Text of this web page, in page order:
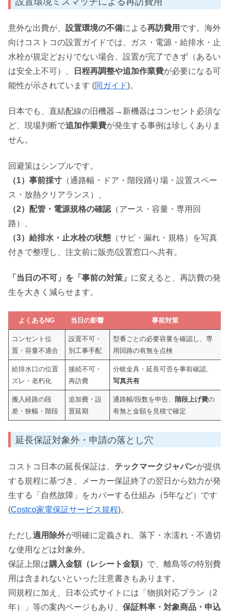
意外な出費が、 設置環境の不備による再訪費用 です。海外
向けコストコの設置ガイドでは、ガス・電源・給排水・止
水栓が規定どおりでない場合、設置が完了できず（あるい
は安全上不可）、
日程再調整や追加作業費が必要になる可
能性が示されています (同ガイド)。
日本でも、直結配線の旧機器→新機器はコンセント必須な
ど、現場判断で追加作業費が発生する事例は珍しくありま
せん。
回避策はシンプルです。
（1）事前採寸 （通路幅・ドア・階段踊り場・設置スペー
ス・放熱クリアランス）、
（2）配管・電源規格の確認 （アース・容量・専用回
路）、
（3）給排水・止水栓の状態 （サビ・漏れ・規格）を写真
付きで整理し、注文前に販売/設置窓口へ共有。
「当日の不可」を「事前の対策」 に変えると、再訪費の発
生を大きく減らせます。
よくあるNG 当日の影響 事前対策
コンセント位
置・容量不適合
設置不可・
別工事手配
型番ごとの必要容量を確認し、専
用回路の有無を点検
給排水口の位置
ズレ・老朽化
接続不可・
再訪費
分岐金具・延長可否を事前確認、
写真共有
搬入経路の段
差・狭幅・階段
追加費・設
置延期
通路幅/段数を申告、階段上げ費の
有無と金額を見積で確定
延長保証対象外・申請の落とし穴
コストコ日本の延長保証は、 テックマークジャパンが提供
する規程に基づき、メーカー保証終了の翌日から効力が発
生する「自然故障」をカバーする仕組み（5年など）です
(Costco家電保証サービス規程)。
ただし適用除外が明確に定義され、落下・水濡れ・不適切
な使用などは対象外。
保証上限は購入金額（レシート金額） で、離島等の特別費
用は含まれないといった注意書きもあります。
同規程に加え、日本公式サイトには「物損対応プラン（2
年）」等の案内ページもあり、 保証料率・対象商品・申込